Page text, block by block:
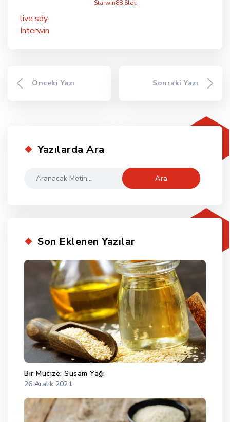
Starwin88 Slot
live sdy
Interwin
Önceki Yazı Sonraki Yazı
Yazılarda Ara
Arama:
Son Eklenen Yazılar
Bir Mucize: Susam Yağı
26 Aralık 2021